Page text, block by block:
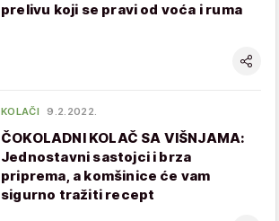
prelivu koji se pravi od voća i ruma
KOLAČI 9.2.2022.
ČOKOLADNI KOLAČ SA VIŠNJAMA:
Jednostavni sastojci i brza
priprema, a komšinice će vam
sigurno tražiti recept